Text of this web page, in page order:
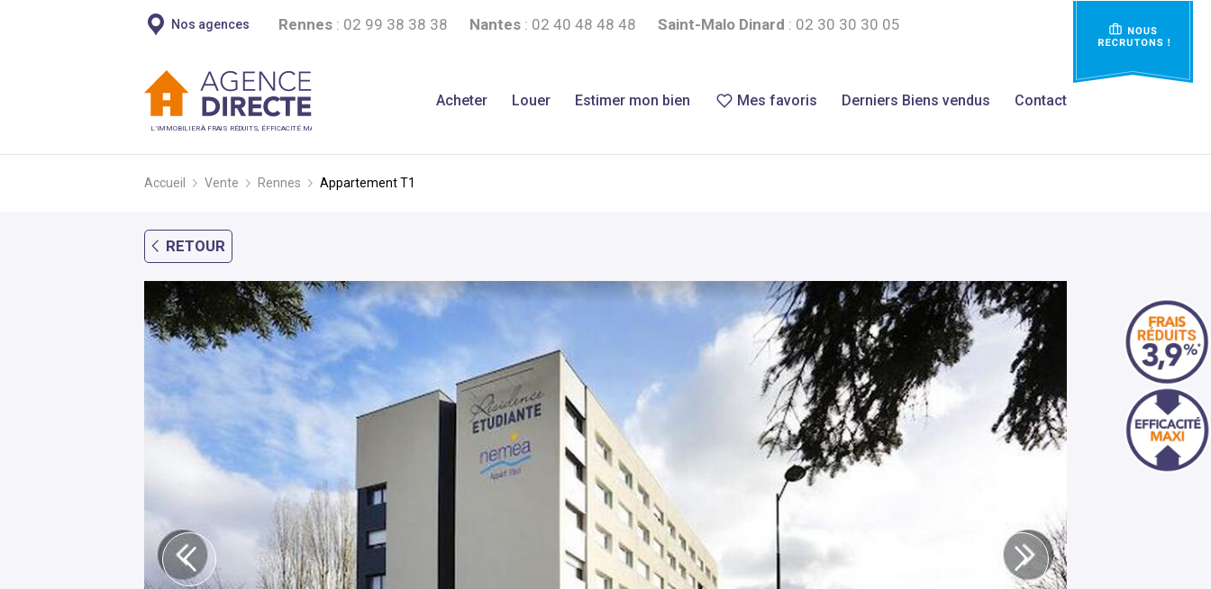
Nos agences Rennes : 02 99 38 38 38 Nantes : 02 40 48 48 48 Saint-Malo Dinard : 02 30 30 30 05
L’IMMOBILIER À FRAIS RÉDUITS, ÉFFICACITÉ MAXI
Acheter Louer Estimer mon bien Mes favoris Derniers Biens vendus Contact
Accueil Vente Rennes AppartementT1
RETOUR